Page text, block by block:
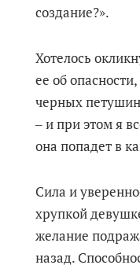
создание?».
Хотелось
ее об
черных
‒ и при этом я
она попадет в
Сила и
хрупкой
желание
назад.